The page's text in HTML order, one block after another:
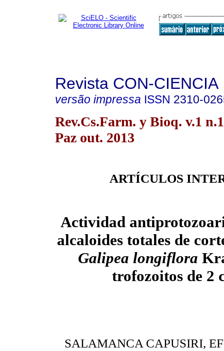
Revista CON-CIENCIA
versão impressa ISSN 2310-
Rev.Cs.Farm. y Bioq. v.1
Paz out. 2013
ARTÍCULOS
Actividad
alcaloides totales de
Galipea longiflora
trofozoitos de 2
SALAMANCA CAPUSIRI,